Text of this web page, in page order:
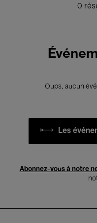
0
Oups, aucun
Les
Abonnez-vous à notre